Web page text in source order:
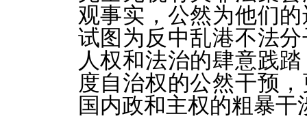
观事实，公然为他们
试图为反中乱港不法
人权和法治的肆意践
度自治权的公然干预
国内政和主权的粗暴干